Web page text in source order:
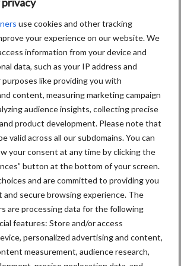
use cookies and other tracking
your experience on our website. We
information from your device and
data, such as your IP address and
like providing you with
content, measuring marketing campaign
audience insights, collecting precise
product development. Please note that
valid across all our subdomains. You can
your consent at any time by clicking the
button at the bottom of your screen.
and are committed to providing you
secure browsing experience. The
are processing data for the following
features: Store and/or access
personalized advertising and content,
measurement, audience research,
bien avec le blé d'hiver au niveau
pour la ...Lees meer
Charrue
frontale
:
Utilisatio
n
optimale
de la
puissan
grâce à une bonne
masses
semi-portées, plus larges et plus